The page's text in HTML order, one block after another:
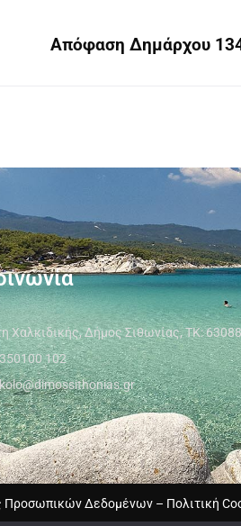
Απόφαση Δημάρχου
Χαλκιδικής, Δήμος Σιθωνίας, ΤΚ: 63088
102
Προσωπικών Δεδομένων – Πολιτική